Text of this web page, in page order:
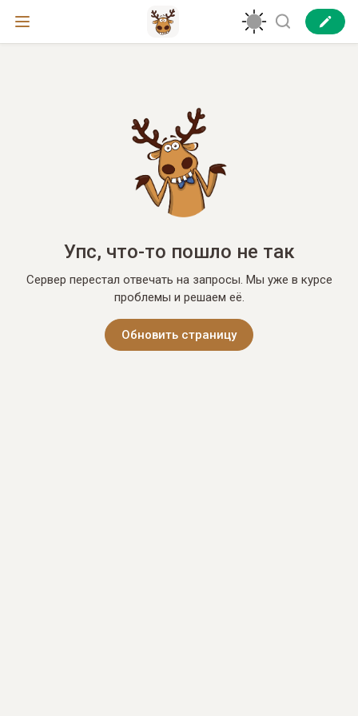
Упс, что-то пошло не так
Сервер перестал отвечать на запросы. Мы уже в курсе
проблемы и решаем её.
Обновить страницу